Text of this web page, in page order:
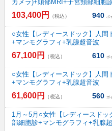
カメラ)+頭部MRI+子宮頸部細胞
103,400円 （税込） 940 ポ
○女性【レディースドック】人間
+マンモグラフィ+乳腺超音波
67,100円 （税込） 610 ポ
○女性【レディースドック】人間
+マンモグラフィ+乳腺超音波
61,600円 （税込） 560 ポ
1月～5月○女性【レディースド
部細胞診+マンモグラフィ+乳腺